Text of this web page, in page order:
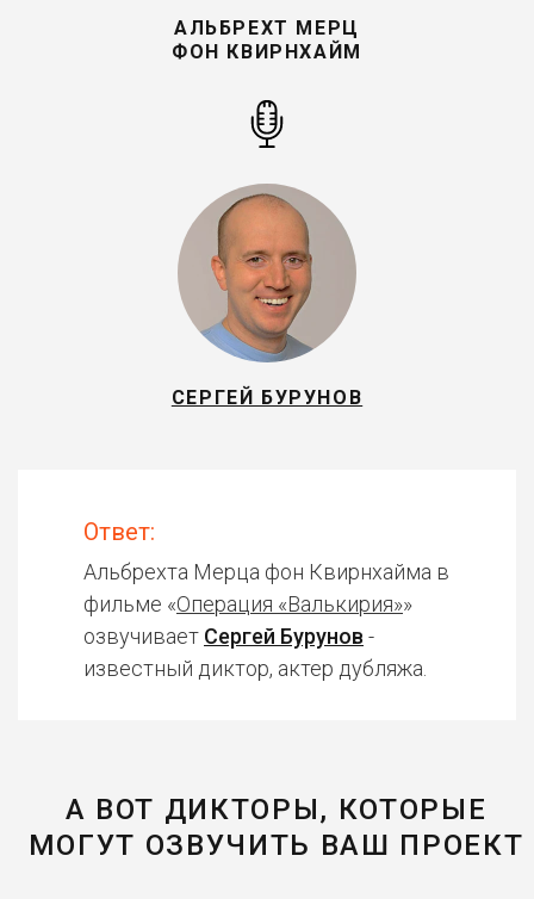
АЛЬБРЕХТ МЕРЦ
ФОН КВИРНХАЙМ
СЕРГЕЙ БУРУНОВ
Ответ:
Альбрехта Мерца фон Квирнхайма в
фильме «Операция «Валькирия»»
озвучивает Сергей Бурунов -
известный диктор, актер дубляжа.
А ВОТ ДИКТОРЫ, КОТОРЫЕ
МОГУТ ОЗВУЧИТЬ ВАШ ПРОЕКТ